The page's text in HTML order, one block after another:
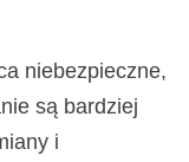
niebezpieczne,
są bardziej
i